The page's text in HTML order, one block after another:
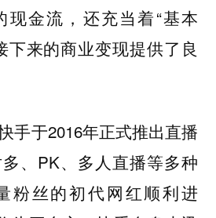
现金流，还充当着“基本
下来的商业变现提供了良
手于2016年正式推出直播
、PK、多人直播等多种
粉丝的初代网红顺利进